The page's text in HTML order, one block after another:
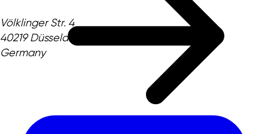
Völklinger Str. 4
40219 Düsseldorf
Germany